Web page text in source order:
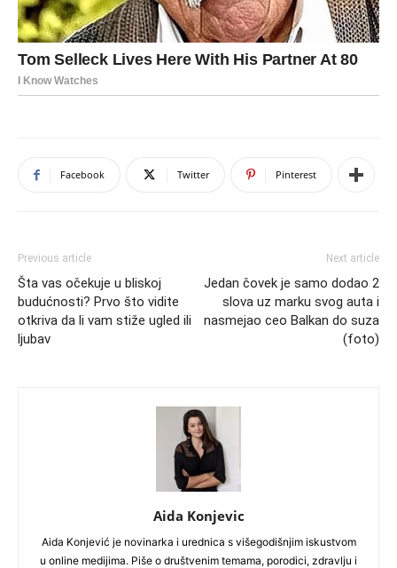
Facebook Twitter Pinterest
Previous article
Šta vas očekuje u bliskoj
budućnosti? Prvo što vidite
otkriva da li vam stiže ugled ili
ljubav
Next article
Jedan čovek je samo dodao 2
slova uz marku svog auta i
nasmejao ceo Balkan do suza
(foto)
Aida Konjevic
Aida Konjević je novinarka i urednica s višegodišnjim iskustvom
u online medijima. Piše o društvenim temama, porodici, zdravlju i